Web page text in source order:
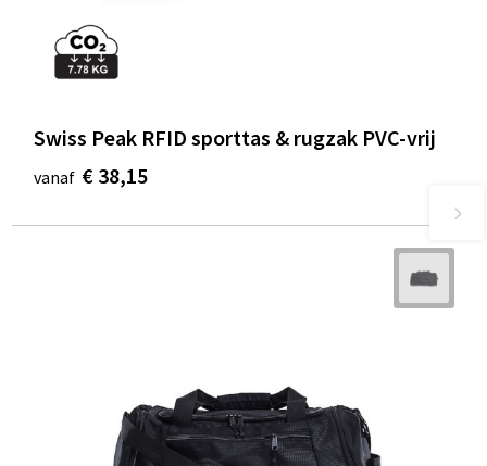
Swiss Peak RFID sporttas & rugzak PVC-vrij
vanaf € 38,15